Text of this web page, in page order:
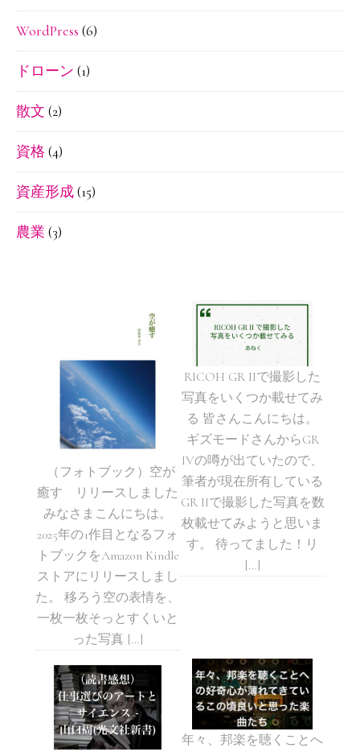
WordPress (6)
ドローン (1)
散文 (2)
資格 (4)
資産形成(15)
農業 (3)
（フォトブック）空が
癒す リリースしました
みなさまこんにちは。
2025年の1作目となるフォ
トブックをAmazon Kindle
ストアにリリースしまし
た。 移ろう空の表情を、
一枚一枚そっとすくいと
った写真 […]
RICOH GR IIで撮影した
写真をいくつか載せてみ
る 皆さんこんにちは。
ギズモードさんからGR
IVの噂が出ていたので、
筆者が現在所有している
GR IIで撮影した写真を数
枚載せてみようと思いま
す。 待ってました！リ
[…]
年々、邦楽を聴くことへ